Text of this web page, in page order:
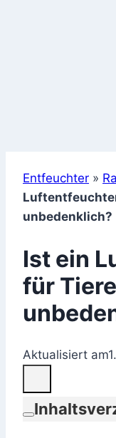
Entfeuchter »
unbedenklich?
Ist ein
für
Aktualisiert am